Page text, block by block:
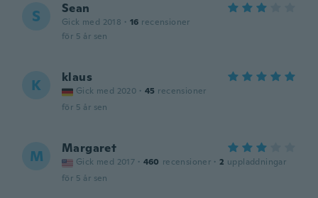
S Sean
Gick med 2018 · 16 recensioner
för 5 år sen
K klaus
Gick med 2020 · 45 recensioner
för 5 år sen
M Margaret
Gick med 2017 · 460 recensioner · 2 uppladdningar
för 5 år sen